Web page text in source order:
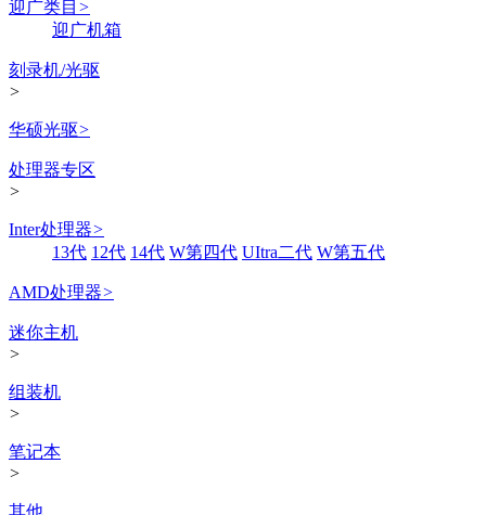
迎广类目 >
迎广机箱
刻录机/光驱
>
华硕光驱>
处理器专区
>
Inter处理器>
13代 12代 14代 W第四代 UItra二代 W第五代
AMD处理器>
迷你主机
>
组装机
>
笔记本
>